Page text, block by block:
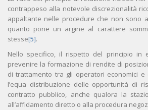
contrappeso alla notevole discrezionalità
appaltante nelle procedure che non sono
quanto pone un argine al carattere
stesse[5].
Nello specifico, il rispetto del principio in
prevenire la formazione di rendite di
di trattamento tra gli operatori economici e
l’equa distribuzione delle opportunità di
contratto pubblico, anche qualora la
all’affidamento diretto o alla procedura